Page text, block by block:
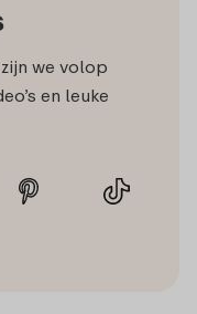
we volop
en leuke